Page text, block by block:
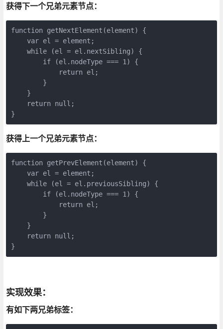
获得下一个兄弟元素节点：
function getNextElement(element) {
    var el = element;
    while (el = el.nextSibling) {
        if (el.nodeType === 1) {
            return el;
        }
    }
    return null;
获得上一个兄弟元素节点：
function getPrevElement(element) {
    var el = element;
    while (el = el.previousSibling) {
        if (el.nodeType === 1) {
            return el;
        }
    }
    return null;
}
实现效果：
有如下两兄弟标签：